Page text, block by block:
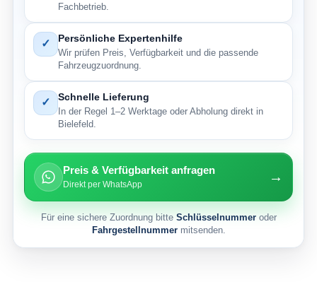
Fachbetrieb.
✓ Persönliche Expertenhilfe
Wir prüfen Preis, Verfügbarkeit und die passende
Fahrzeugzuordnung.
✓ Schnelle Lieferung
In der Regel 1–2 Werktage oder Abholung direkt in
Bielefeld.
Preis & Verfügbarkeit anfragen
Direkt per WhatsApp →
Für eine sichere Zuordnung bitte Schlüsselnummeroder
Fahrgestellnummermitsenden.